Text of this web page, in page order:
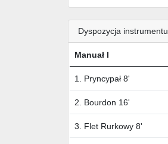
Dyspozycja instrumentu
Manuał I
1. Pryncypał 8'
2. Bourdon 16'
3. Flet Rurkowy 8'